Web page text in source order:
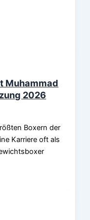
Muhammad
2026
Boxern der
Karriere oft als